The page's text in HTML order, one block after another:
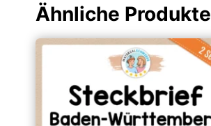
Ähnliche Produkte